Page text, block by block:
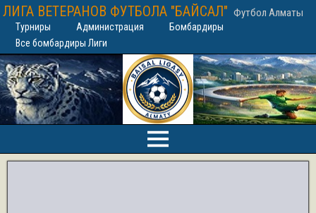
ЛИГА ВЕТЕРАНОВ ФУТБОЛА "БАЙСАЛ" Футбол Алматы
Турниры Администрация
Бомбардиры
Все бомбардиры Лиги